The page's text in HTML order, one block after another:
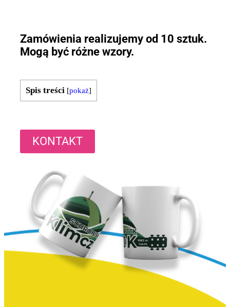
Zamówienia realizujemy od 10 sztuk.
Mogą być różne wzory.
Spis treści [pokaż]
KONTAKT